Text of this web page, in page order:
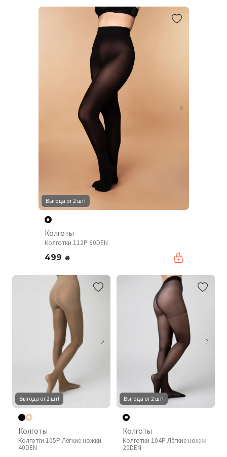
Выгода от 2 шт!
Колготы
Колготки 112P 60DEN
499 ₴
Выгода от 2 шт!
Колготы
Колготrи 105P Лёгкие ножки
40DEN
Выгода от 2 шт!
Колготы
Колготки 104P Лёгкие ножки
20DEN